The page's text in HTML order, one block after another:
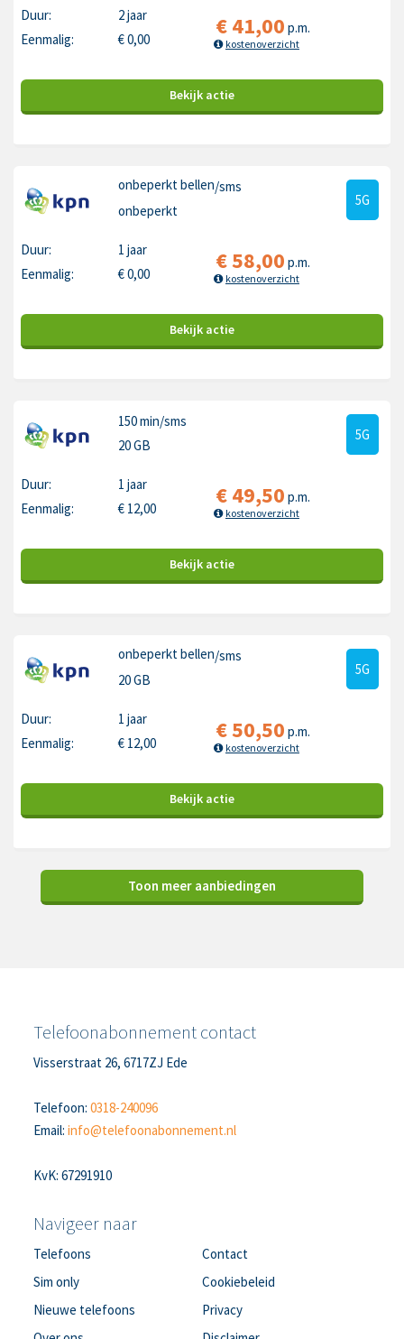
Duur:
2 jaar
Eenmalig:
€0,00 €41,00 p.m.
kostenoverzicht
Bekijk actie
onbeperkt bellen/sms
onbeperkt
5G
Duur:
1 jaar
Eenmalig:
€0,00 €58,00 p.m.
kostenoverzicht
Bekijk actie
150 min/sms
20 GB
5G
Duur:
1 jaar
Eenmalig:
€ 12,00 €49,50 p.m.
kostenoverzicht
Bekijk actie
onbeperkt bellen/sms
20 GB
5G
Duur:
1 jaar
Eenmalig:
€ 12,00 €50,50 p.m.
kostenoverzicht
Bekijk actie
Toon meer aanbiedingen
Telefoonabonnement contact
Visserstraat 26, 6717ZJ Ede
Telefoon:0318-240096
Email:info@telefoonabonnement.nl
KvK: 67291910
Navigeer naar
Telefoons
Sim only
Nieuwe telefoons
Contact
Cookiebeleid
Privacy